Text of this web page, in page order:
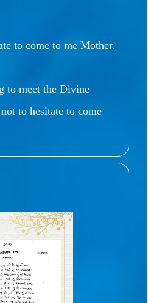
to come to me Mother.
to meet the Divine
to hesitate to come